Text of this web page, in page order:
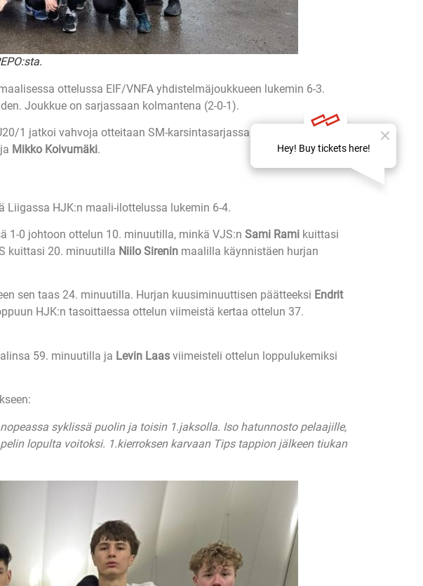
ottelussa EIF/VNFA yhdistelmäjoukkueen lukemin 6-3.
Joukkue on sarjassaan kolmantena (2-0-1).
1 jatkoi vahvoja otteitaan SM-karsintasarjassa sunnuntaina,
ja Mikko Koivumäki.
HJK:n maali-ilottelussa lukemin 6-4.
1-0 johtoon ottelun 10. minuutilla, minkä VJS:n Sami Rami kuittasi
kuittasi 20. minuutilla Niilo Sirenin maalilla käynnistäen hurjan
sen taas 24. minuutilla. Hurjan kuusiminuuttisen päätteeksi Endrit
HJK:n tasoittaessa ottelun viimeistä kertaa ottelun 37.
59. minuutilla ja Levin Laas viimeisteli ottelun loppulukemiksi
syklissä puolin ja toisin 1.jaksolla. Iso hatunnosto pelaajille,
lopulta voitoksi. 1.kierroksen karvaan Tips tappion jälkeen tiukan